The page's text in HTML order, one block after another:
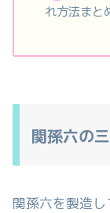
れ方法まと
関孫六の
関孫六を製造